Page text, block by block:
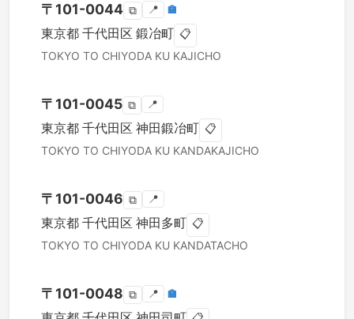
〒 101-0044 ⧉ 📍 🏣
東京都 千代田区 鍛冶町 📋
TOKYO TO CHIYODA KU KAJICHO
〒 101-0045 ⧉ 📍
東京都 千代田区 神田鍛冶町 📋
TOKYO TO CHIYODA KU KANDAKAJICHO
〒 101-0046 ⧉ 📍
東京都 千代田区 神田多町 📋
TOKYO TO CHIYODA KU KANDATACHO
〒 101-0048 ⧉ 📍 🏣